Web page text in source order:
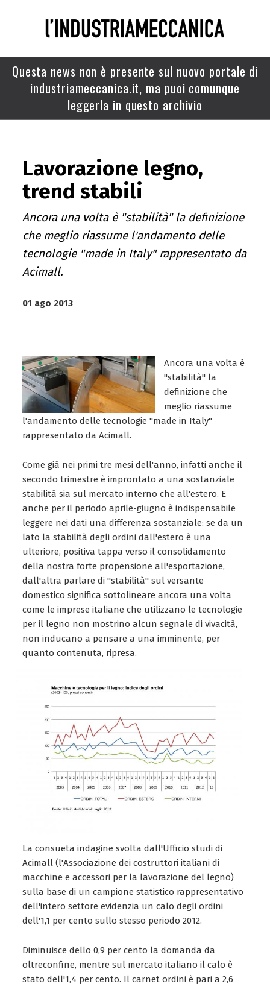
Questa news non è presente sul nuovo portale di
industriameccanica.it, ma puoi comunque
leggerla in questo archivio
Lavorazione legno,
trend stabili
Ancora una volta è "stabilità" la definizione
che meglio riassume l'andamento delle
tecnologie "made in Italy" rappresentato da
Acimall.
01 ago 2013
Ancora una volta è
"stabilità" la
definizione che
meglio riassume
l'andamento delle tecnologie "made in Italy"
rappresentato da Acimall.
Come già nei primi tre mesi dell'anno, infatti anche il
secondo trimestre è improntato a una sostanziale
stabilità sia sul mercato interno che all'estero. E
anche per il periodo aprile-giugno è indispensabile
leggere nei dati una differenza sostanziale: se da un
lato la stabilità degli ordini dall'estero è una
ulteriore, positiva tappa verso il consolidamento
della nostra forte propensione all'esportazione,
dall'altra parlare di "stabilità" sul versante
domestico significa sottolineare ancora una volta
come le imprese italiane che utilizzano le tecnologie
per il legno non mostrino alcun segnale di vivacità,
non inducano a pensare a una imminente, per
quanto contenuta, ripresa.
La consueta indagine svolta dall'Ufficio studi di
Acimall (l'Associazione dei costruttori italiani di
macchine e accessori per la lavorazione del legno)
sulla base di un campione statistico rappresentativo
dell'intero settore evidenzia un calo degli ordini
dell'1,1 per cento sullo stesso periodo 2012.
Diminuisce dello 0,9 per cento la domanda da
oltreconfine, mentre sul mercato italiano il calo è
stato dell'1,4 per cento. Il carnet ordini è pari a 2,6